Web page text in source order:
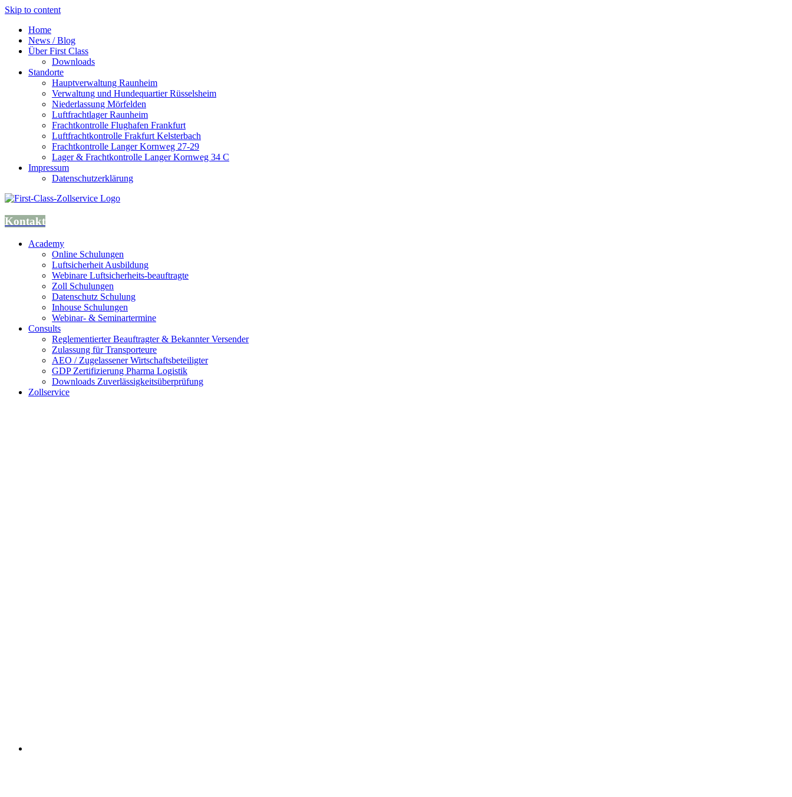
Skip to content
Home
News / Blog
Über First Class
Downloads
Standorte
Hauptverwaltung Raunheim
Verwaltung und Hundequartier Rüsselsheim
Niederlassung Mörfelden
Luftfrachtlager Raunheim
Frachtkontrolle Flughafen Frankfurt
Luftfrachtkontrolle Frakfurt Kelsterbach
Frachtkontrolle Langer Kornweg 27-29
Lager & Frachtkontrolle Langer Kornweg 34 C
Impressum
Datenschutzerklärung
Kontakt
Academy
Online Schulungen
Luftsicherheit Ausbildung
Webinare Luftsicherheits-beauftragte
Zoll Schulungen
Datenschutz Schulung
Inhouse Schulungen
Webinar- & Seminartermine
Consults
Reglementierter Beauftragter & Bekannter Versender
Zulassung für Transporteure
AEO / Zugelassener Wirtschaftsbeteiligter
GDP Zertifizierung Pharma Logistik
Downloads Zuverlässigkeitsüberprüfung
Zollservice